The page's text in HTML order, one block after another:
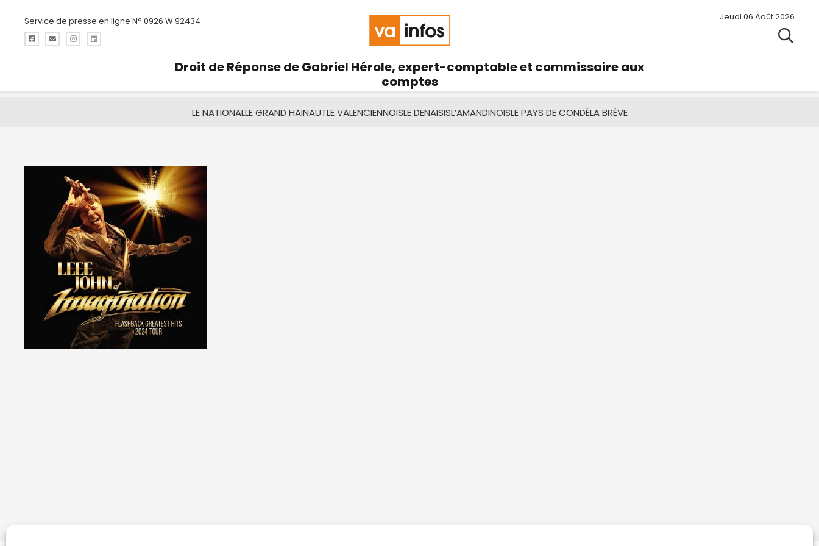
Service de presse en ligne N° 0926 W 92434 Jeudi 06 Août 2026
Droit de Réponse de Gabriel Hérole, expert-comptable et commissaire aux
comptes
LE NATIONALLE GRAND HAINAUTLE VALENCIENNOISLE DENAISISL’AMANDINOISLE PAYS DE CONDÉLA BRÈVE